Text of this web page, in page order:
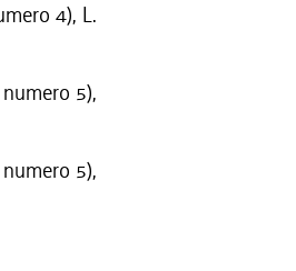
4), L.
5),
5),